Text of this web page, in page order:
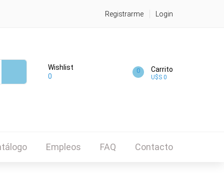
Registrarme Login
Wishlist
0
0 Carrito
U$S 0
Empleos FAQ Contacto